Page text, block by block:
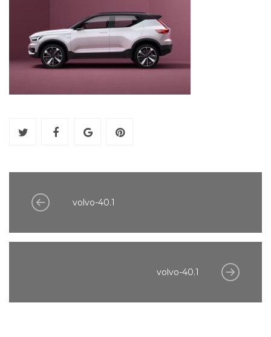
volvo-40.1
volvo-40.1